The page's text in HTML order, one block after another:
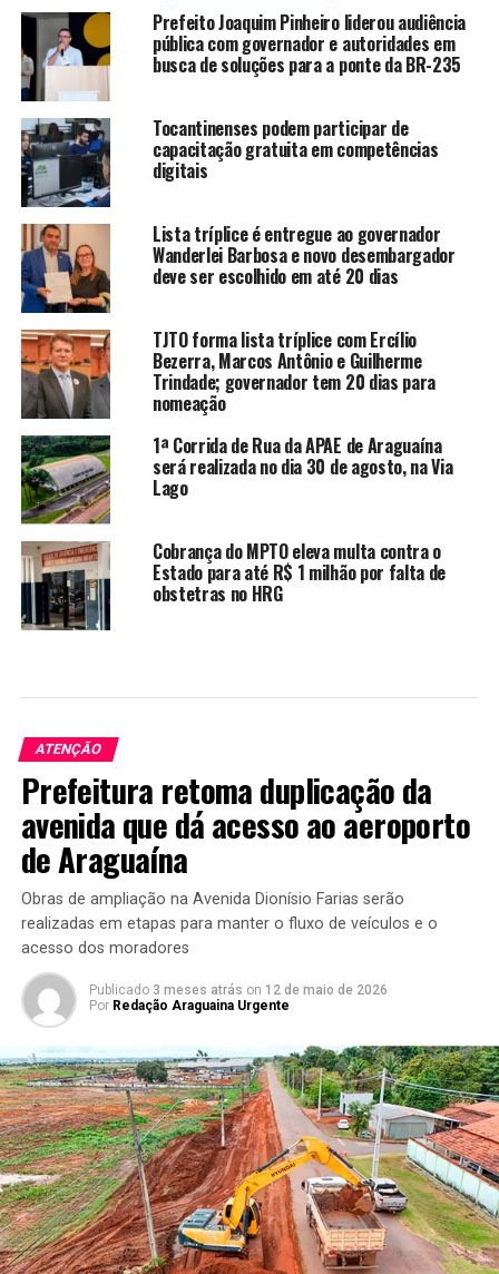
Prefeito Joaquim Pinheiro liderou audiência
pública com governador e autoridades em
busca de soluções para a ponte da BR-235
Tocantinenses podem participar de
capacitação gratuita em competências
digitais
Lista tríplice é entregue ao governador
Wanderlei Barbosa e novo desembargador
deve ser escolhido em até 20 dias
TJTO forma lista tríplice com Ercílio
Bezerra, Marcos Antônio e Guilherme
Trindade; governador tem 20 dias para
nomeação
1ª Corrida de Rua da APAE de Araguaína
será realizada no dia 30 de agosto, na Via
Lago
Cobrança do MPTO eleva multa contra o
Estado para até R$ 1 milhão por falta de
obstetras no HRG
ATENÇÃO
Prefeitura retoma duplicação da
avenida que dá acesso ao aeroporto
de Araguaína
Obras de ampliação na Avenida Dionísio Farias serão
realizadas em etapas para manter o fluxo de veículos e o
acesso dos moradores
Publicado 3 meses atrás on 12 de maio de 2026
Por Redação Araguaina Urgente